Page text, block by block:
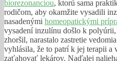
biorezonanciou, ktorú sama
rodičom, aby okamžite vysadili
nasadenými homeopatickými
vysadení inzulínu došlo k
zhoršil, narastalo zastretie
vyhlásila, že to patrí k jej terapii a
zaťahovať lekárov. Naďalej